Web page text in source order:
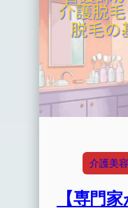
介護美容
【専門